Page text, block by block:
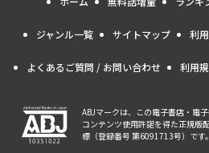
ジャンル一覧 サイトマップ 利
よくあるご質問 / お問い合わせ 利用
ABJマークは、この電子書店・電
コンテンツ使用許諾を得た正規版
標（登録番号 第6091713号）です。